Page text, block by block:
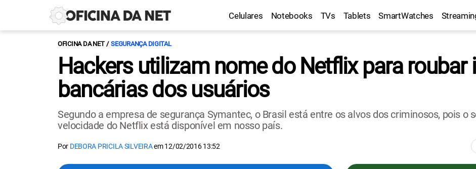
Celulares Notebooks TVs Tablets SmartWatches
OFICINA DA NET SEGURANÇA DIGITAL
Hackers utilizam nome do Netflix para
bancárias dos usuários
Segundo a empresa de segurança Symantec, o Brasil está entre os alvos dos criminosos, pois o
velocidade do Netflix está disponível em nosso país.
Por DEBORA PRICILA SILVEIRAem12/02/2016 13:52